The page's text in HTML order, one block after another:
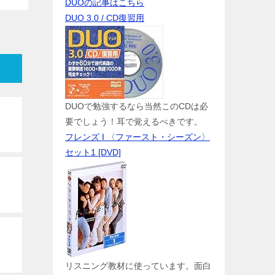
DUOの記事はこちら
DUO 3.0 / CD復習用
DUOで勉強するなら当然このCDは必
要でしょう！耳で覚えるべきです。
フレンズ I 〈ファースト・シーズン〉
セット1 [DVD]
リスニング教材に使っています。面白